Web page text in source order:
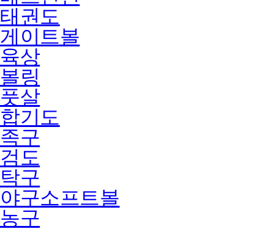
태권도
게이트볼
육상
볼링
풋살
합기도
족구
검도
탁구
야구소프트볼
농구